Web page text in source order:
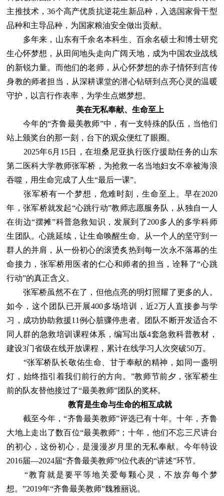
主推技术，36个高产优质抗逆花生新品种，入选国家骨干型
品种和主导品种，为国家粮油安全做出贡献。
多年来，山东有千余名本科生、百余名硕士和博士研究
生心怀梦想，从田间地头走向广阔天地，成为中国农业战线
的新锐力量。而他们的老师，从心怀梦想的赤子情怀到言传
身教的师者担当，从深耕课堂的潜心钻研到点亮心灵的温暖
守护，以言行作表率，为学生点燃梦想。
美在无私奉献、生命至上
今年的“齐鲁最美教师”中，有一支特殊的队伍，当他们
站上颁奖台的那一刻，台下的观众便红了眼圈。
2025年6月15日，在坦桑尼亚执行医疗援助任务的山东
第二医科大学教师张军桥，为抢救一名当地妇女不幸被海浪
吞噬，用生命完成了人生“最后一课”。
张军桥有一个梦想，危难时刻，生命至上。早在2020
年，张军桥就发起“心跳行动”教师志愿服务队，从独自一人
在街边“摆摊”科普急救知识，发展到了200多人的多学科师
生团队。心跳延续，让生命唤醒生命。从一个人的坚守到一
群人的并肩，从一份初心的滚烫炙热到每一次永不落幕的生
命接力，张军桥用医者的仁心和师者的担当，诠释了“心跳
行动”的真正含义。
张军桥虽然不在了，但他点亮的明灯照耀了更多的人。
如今，这个团队已开展400多场培训，近2万人直接参与学
习，成功协助救援11例心脏骤停患者。团队不断开发适合不
同人群的急救培训课程体系，编写出版4套急救科普教材，
建设3门省级在线开放课程，累计在线学习人次突破50万。
“张军桥队长敬佑生命、甘于奉献的精神，如同一盏明
灯，始终指引着我们前行的方向。”教师节前夕，张军桥生
前的队友替他接过了“最美教师”团队的奖杯。
教育是生命与生命的相互成就
截至今年，“齐鲁最美教师”评选已有十年。十年，齐鲁
大地上走出了数百位“最美教师”；十年，他们不忘三尺讲台
的初心，这份初心，是漫漫岁月里的无私奉献。今年特设
2016届—2024届“齐鲁最美教师”9位代表的“讲述”环节。
“教育就是要平等地关爱每颗心灵，不放弃每个梦
想。”2019年“齐鲁最美教师”魏雅丽说。